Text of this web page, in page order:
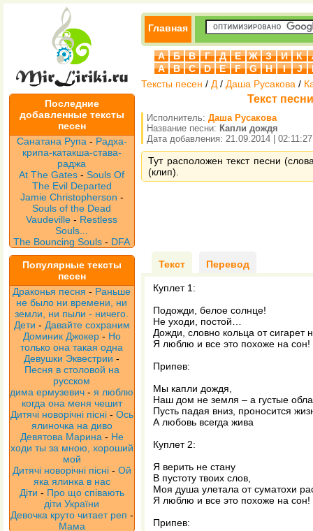
Последние
добавленные тексты
песен
Санатана Рупа - Радха-
крипа-катакша-става-
раджа
At The Gates -Souls Of
The Evil Departed
Jamie Christopherson -
Souls of the Dead
Vaudeville- Restless
Souls...
The Bouncing Souls - DFA
Популярные тексты
песен
Драконья песня - Раньше
не было ни времени, ни
земли, ни пыли - ничего.
Дети - Давайте сохраним
Доминик Джокер - Но
только она такая одна
Девушки Эквестрии -
Песня в столовой на
русском
дима ермузевич -я люблю
когда она меня чешит
Дитячі новорічні пісні - Ось
ялиночка на диво
Девятова Марина - Не
ходи ты за мною, хороший
мой
Дитячі новорічні пісні - Ой
яка ялинка в нас
Діти - Про що співають
діти України
Девочка круто читает реп -
Мама
Главная
А Б В Г Д Е Ж З И К
A
B C D E F G H I J
Тексты песен / Д / Даша Русакова /
Текст
Исполнитель: Даша Русакова
Название песни: Капли дождя
Дата добавления: 21.09.2014 | 02:11:27
Тут расположен текст песни
(клип).
Текст Перевод
Куплет 1:
Подожди, белое солнце!
Не уходи, постой…
Дожди, словно кольца от сигарет
Я люблю и все это похоже на сон!
Припев:
Мы капли дождя,
Наш дом не земля – а густые
Пусть падая вниз, проносится
А любовь всегда жива
Куплет 2:
Я верить не стану
В пустоту твоих слов,
Моя душа улетала от суматохи
Я люблю и все это похоже на сон!
Припев: